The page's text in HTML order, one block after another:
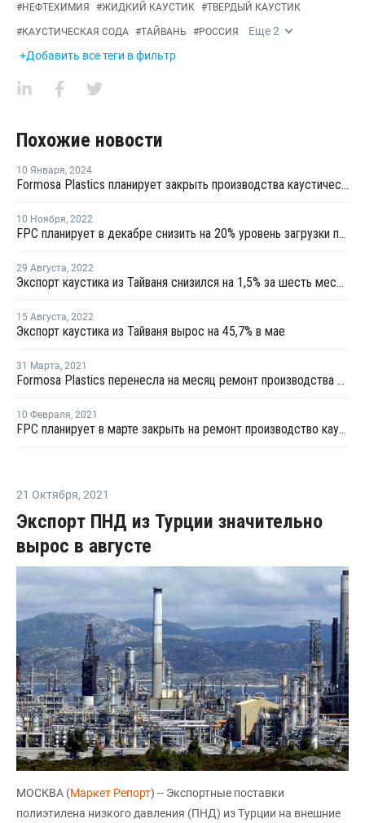
#НЕФТЕХИМИЯ #ЖИДКИЙ КАУСТИК #ТВЕРДЫЙ КАУСТИК
#КАУСТИЧЕСКАЯ СОДА #ТАЙВАНЬ #РОССИЯ Еще2
+Добавить все теги в фильтр
Похожие новости
10 Января, 2024
Formosa Plastics планирует закрыть производства каустической соды в Тайване на ремонт
10 Ноября, 2022
FPC планирует в декабре снизить на 20% уровень загрузки производства каустика в Тайване
29 Августа, 2022
Экспорт каустика из Тайваня снизился на 1,5% за шесть месяцев
15 Августа, 2022
Экспорт каустика из Тайваня вырос на 45,7% в мае
31 Марта, 2021
Formosa Plastics перенесла на месяц ремонт производства каустической соды на Тайване
10 Февраля, 2021
FPC планирует в марте закрыть на ремонт производство каустической соды на Тайване
21 Октября, 2021
Экспорт ПНД из Турции значительно
вырос в августе
МОСКВА (Маркет Репорт) -- Экспортные поставки
полиэтилена низкого давления (ПНД) из Турции на внешние